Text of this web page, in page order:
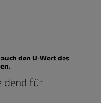
den U-Wert des
für